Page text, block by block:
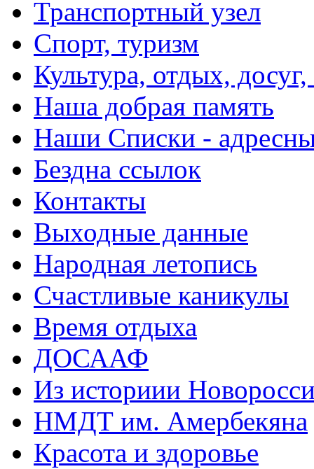
Транспортный узел
Спорт, туризм
Культура, отдых,
Наша добрая память
Наши Списки -
Бездна ссылок
Контакты
Выходные данные
Народная летопись
Счастливые каникулы
Время отдыха
ДОСААФ
Из историии
НМДТ им. Амербекяна
Красота и здоровье